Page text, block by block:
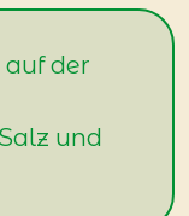
auf der
und